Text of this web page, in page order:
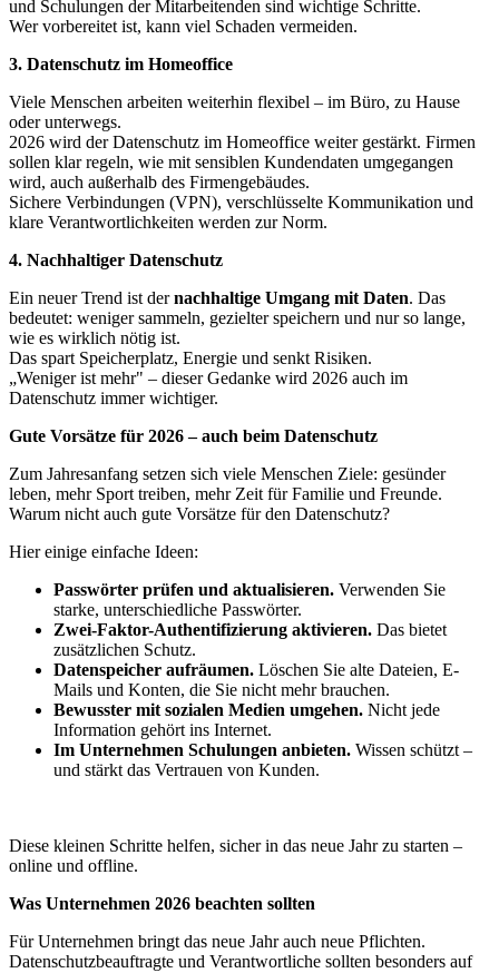
und Schulungen der Mitarbeitenden sind wichtige Schritte.
Wer vorbereitet ist, kann viel Schaden vermeiden.
3. Datenschutz im Homeoffice
Viele Menschen arbeiten weiterhin flexibel – im Büro, zu Hause
oder unterwegs.
2026 wird der Datenschutz im Homeoffice weiter gestärkt. Firmen
sollen klar regeln, wie mit sensiblen Kundendaten umgegangen
wird, auch außerhalb des Firmengebäudes.
Sichere Verbindungen (VPN), verschlüsselte Kommunikation und
klare Verantwortlichkeiten werden zur Norm.
4. Nachhaltiger Datenschutz
Ein neuer Trend ist dernachhaltige Umgang mit Daten. Das
bedeutet: weniger sammeln, gezielter speichern und nur so lange,
wie es wirklich nötig ist.
Das spart Speicherplatz, Energie und senkt Risiken.
„Weniger ist mehr" – dieser Gedanke wird 2026 auch im
Datenschutz immer wichtiger.
Gute Vorsätze für 2026 – auch beim Datenschutz
Zum Jahresanfang setzen sich viele Menschen Ziele: gesünder
leben, mehr Sport treiben, mehr Zeit für Familie und Freunde.
Warum nicht auch gute Vorsätze für den Datenschutz?
Hier einige einfache Ideen:
Passwörter prüfen und aktualisieren. Verwenden Sie
starke, unterschiedliche Passwörter.
Zwei-Faktor-Authentifizierung aktivieren. Das bietet
zusätzlichen Schutz.
Datenspeicher aufräumen. Löschen Sie alte Dateien, E-
Mails und Konten, die Sie nicht mehr brauchen.
Bewusster mit sozialen Medien umgehen. Nicht jede
Information gehört ins Internet.
Im Unternehmen Schulungen anbieten. Wissen schützt –
und stärkt das Vertrauen von Kunden.
Diese kleinen Schritte helfen, sicher in das neue Jahr zu starten –
online und offline.
Was Unternehmen 2026 beachten sollten
Für Unternehmen bringt das neue Jahr auch neue Pflichten.
Datenschutzbeauftragte und Verantwortliche sollten besonders auf